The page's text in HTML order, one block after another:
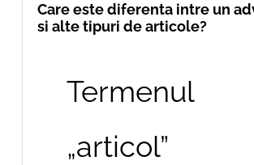
Care este diferenta intre un
si alte tipuri de articole?
Termenul
„articol”